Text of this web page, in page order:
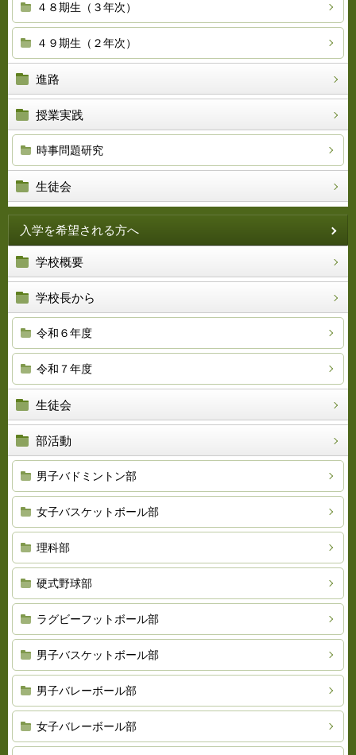
４８期生（３年次）
４９期生（２年次）
進路
授業実践
時事問題研究
生徒会
入学を希望される方へ
学校概要
学校長から
令和６年度
令和７年度
生徒会
部活動
男子バドミントン部
女子バスケットボール部
理科部
硬式野球部
ラグビーフットボール部
男子バスケットボール部
男子バレーボール部
女子バレーボール部